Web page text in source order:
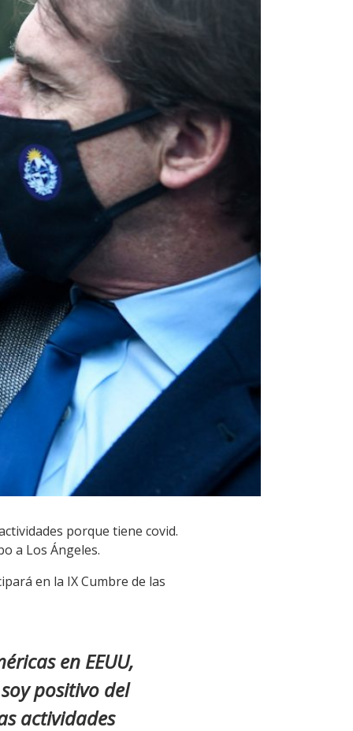
porque tiene covid.
a Los Ángeles.
en la IX Cumbre de las
en EEUU,
positivo del
actividades